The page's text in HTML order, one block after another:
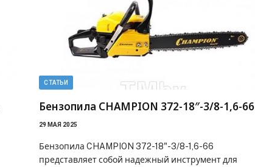
СТАТЬИ
Бензопила CHAMPION 372-18″-3/8-1,6-66
29 МАЯ 2025
Бензопила CHAMPION 372-18"-3/8-1,6-66
представляет собой надежный инструмент для